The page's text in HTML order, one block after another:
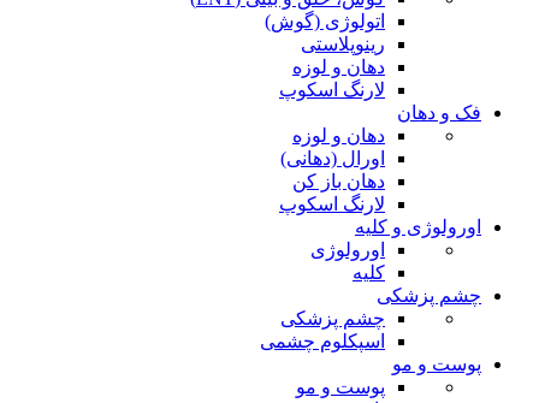
اتولوژی (گوش)
رینوپلاستی
دهان و لوزه
لارنگ اسکوپ
فک و دهان
دهان و لوزه
اورال (دهانی)
دهان باز کن
لارنگ اسکوپ
اورولوژی و کلیه
اورولوژی
کلیه
چشم پزشکی
چشم پزشکی
اسپکلوم چشمی
پوست و مو
پوست و مو